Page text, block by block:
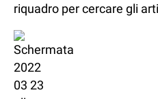
riquadro per cercare gli